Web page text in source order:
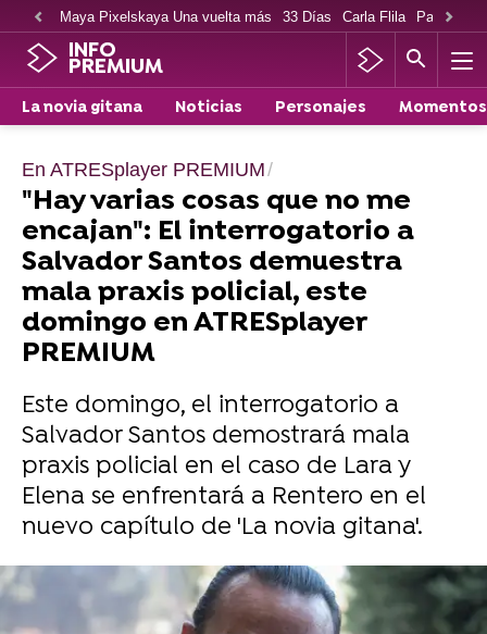
Maya Pixelskaya Una vuelta más 33 Días Carla Flila Paco
INFO
PREMIUM
La novia gitana Noticias Personajes Momentos
En ATRESplayer PREMIUM
"Hay varias cosas que no me
encajan": El interrogatorio a
Salvador Santos demuestra
mala praxis policial, este
domingo en ATRESplayer
PREMIUM
Este domingo, el interrogatorio a
Salvador Santos demostrará mala
praxis policial en el caso de Lara y
Elena se enfrentará a Rentero en el
nuevo capítulo de 'La novia gitana'.